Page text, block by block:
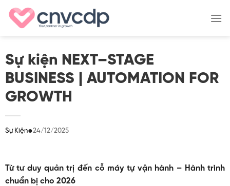
Skip
Sự kiện NEXT–STAGE
BUSINESS | AUTOMATION FOR
GROWTH
Sự Kiện●24/12/2025
Từ tư duy quản trị đến cỗ máy tự vận hành – Hành trình
chuẩn bị cho 2026